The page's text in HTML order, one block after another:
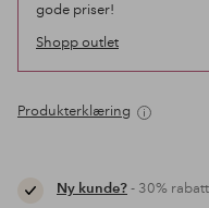
gode priser!
Shopp outlet
Produkterklæring
Ny kunde?- 30%